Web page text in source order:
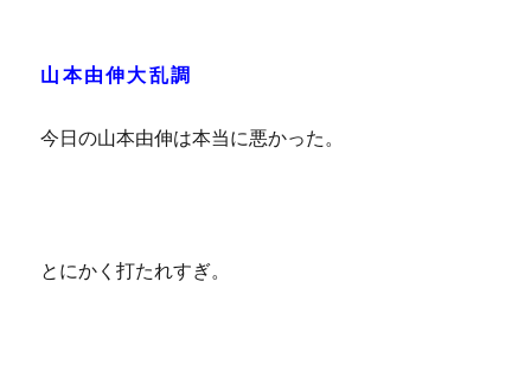
山本由伸大乱調
今日の山本由伸は本当に悪かった。
とにかく打たれすぎ。